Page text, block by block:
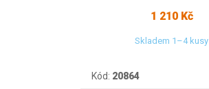
1 210 Kč
Skladem 1–4 kusy
Kód: 20864